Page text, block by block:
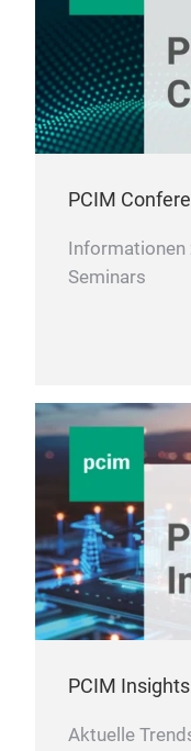
PCIM
Informationen
Seminars
PCIM Insights
Aktuelle